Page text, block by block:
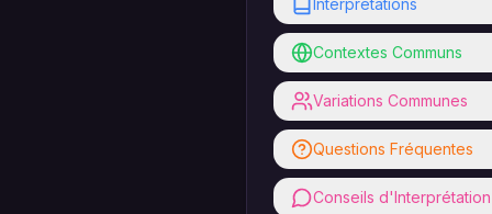
Interprétations
Contextes Communs
Variations Communes
Questions Fréquentes
Conseils d'Interprétation